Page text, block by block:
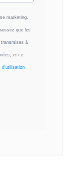
marketing.
que les
transmises à
et ce
d'utilisation